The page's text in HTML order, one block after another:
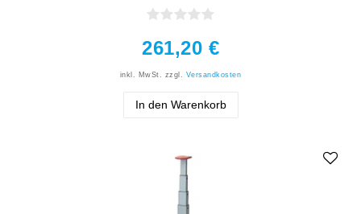
261,20 €
inkl. MwSt. zzgl. Versandkosten
In den Warenkorb